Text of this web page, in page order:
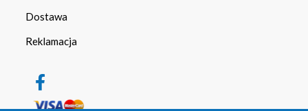
Dostawa
Reklamacja